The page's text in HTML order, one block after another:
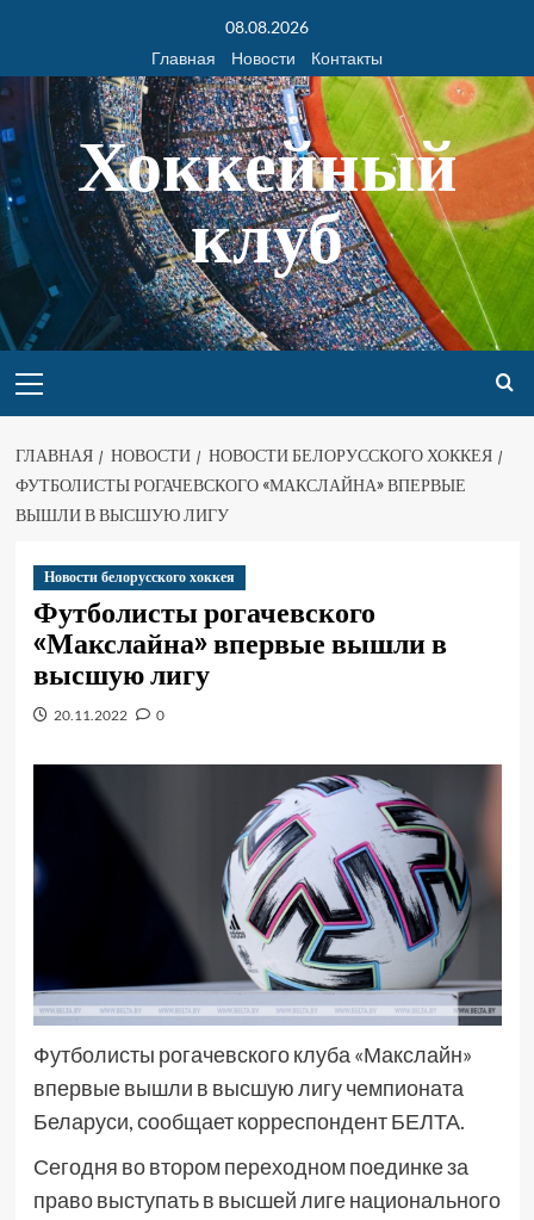
08.08.2026
Главная
Новости Контакты
Хоккейный
клуб
ГЛАВНАЯ НОВОСТИ
НОВОСТИ БЕЛОРУССКОГО ХОККЕЯ
ФУТБОЛИСТЫ РОГАЧЕВСКОГО «МАКСЛАЙНА» ВПЕРВЫЕ
ВЫШЛИ В ВЫСШУЮ ЛИГУ
Новости белорусского хоккея
Футболисты рогачевского
«Макслайна» впервые вышли в
высшую лигу
20.11.2022 0
Футболисты рогачевского клуба «Макслайн»
впервые вышли в высшую лигу чемпионата
Беларуси, сообщает корреспондент БЕЛТА.
Сегодня во втором переходном поединке за
право выступать в высшей лиге национального